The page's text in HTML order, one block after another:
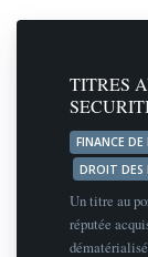
TITRES
FINANCE DE
DROIT DES
Un titre au
réputée